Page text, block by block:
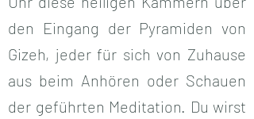
den Eingang der Pyramiden von
Gizeh, jeder für sich von Zuhause
aus beim Anhören oder Schauen
der geführten Meditation. Du wirst